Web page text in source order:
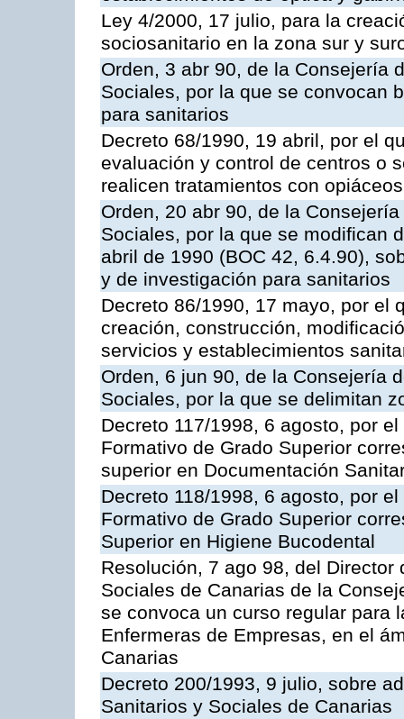
Ley 4/2000, 17 julio, para la
sociosanitario en la zona sur y
Orden, 3 abr 90, de la Consejería
Sociales, por la que se convocan
para sanitarios
Decreto 68/1990, 19 abril, por el
evaluación y control de centros o
realicen tratamientos con opiáceos
Orden, 20 abr 90, de la
Sociales, por la que se modifican
abril de 1990 (BOC 42, 6.4.90),
y de investigación para sanitarios
Decreto 86/1990, 17 mayo, por el
creación, construcción,
servicios y establecimientos
Orden, 6 jun 90, de la Consejería
Sociales, por la que se delimitan
Decreto 117/1998, 6 agosto, por
Formativo de Grado Superior
superior en Documentación
Decreto 118/1998, 6 agosto, por
Formativo de Grado Superior
Superior en Higiene Bucodental
Resolución, 7 ago 98, del
Sociales de Canarias de la
se convoca un curso regular para
Enfermeras de Empresas, en el
Canarias
Decreto 200/1993, 9 julio, sobre
Sanitarios y Sociales de Canarias